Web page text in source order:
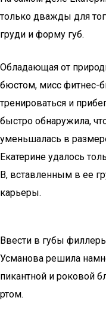
только дважды для
груди и форму губ.
Обладающая от
бюстом, мисс фитнес-
тренироваться и
быстро обнаружила,
уменьшалась в
Екатерине удалось
В, вставленным в ее
карьеры.
Ввести в губы
Усманова решила
пикантной и роковой
ртом.